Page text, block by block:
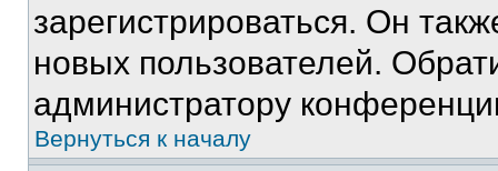
зарегистрироваться. Он
новых пользователей.
администратору
Вернуться к началу